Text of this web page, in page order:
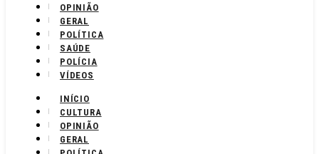
OPINIÃO
GERAL
POLÍTICA
SAÚDE
POLÍCIA
VÍDEOS
INÍCIO
CULTURA
OPINIÃO
GERAL